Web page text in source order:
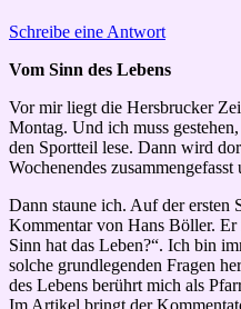
Schreibe eine Antwort
Vom Sinn des Lebens
Vor mir liegt die Hersbrucker
Montag. Und ich muss
den Sportteil lese. Dann wird
Wochenendes
Dann staune ich. Auf der ersten
Kommentar von Hans Böller. Er
Sinn hat das Leben?“. Ich bin
solche grundlegenden Fragen
des Lebens berührt mich als
Im Artikel bringt der